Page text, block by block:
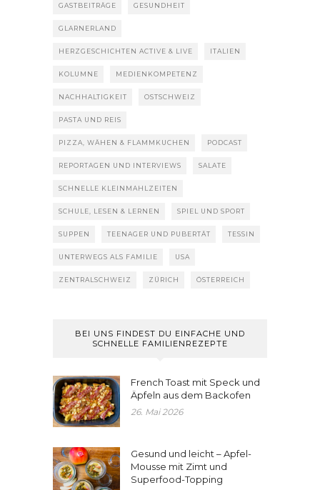
GASTBEITRÄGE GESUNDHEIT
GLARNERLAND
HERZGESCHICHTEN ACTIVE & LIVE ITALIEN
KOLUMNE MEDIENKOMPETENZ
NACHHALTIGKEIT OSTSCHWEIZ
PASTA UND REIS
PIZZA, WÄHEN & FLAMMKUCHEN PODCAST
REPORTAGEN UND INTERVIEWS SALATE
SCHNELLE KLEINMAHLZEITEN
SCHULE, LESEN & LERNEN SPIEL UND SPORT
SUPPEN TEENAGER UND PUBERTÄT TESSIN
UNTERWEGS ALS FAMILIE USA
ZENTRALSCHWEIZ ZÜRICH ÖSTERREICH
BEI UNS FINDEST DU EINFACHE UND
SCHNELLE FAMILIENREZEPTE
French Toast mit Speck und
Äpfeln aus dem Backofen
26. Mai 2026
Gesund und leicht – Apfel-
Mousse mit Zimt und
Superfood-Topping